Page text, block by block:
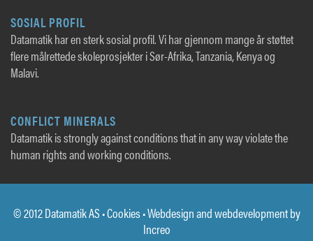
SOSIAL PROFIL
Datamatik har en sterk sosial profil. Vi har gjennom mange år støttet
flere målrettede skoleprosjekter i Sør-Afrika, Tanzania, Kenya og
Malavi.
CONFLICT MINERALS
Datamatik is strongly against conditions that in any way violate the
human rights and working conditions.
© 2012 Datamatik AS •Cookies • Webdesign and webdevelopment by
Increo